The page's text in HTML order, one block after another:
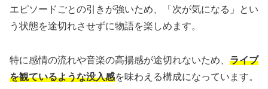
エピソードごとの引きが強いため、「次が気になる」とい
う状態を途切れさせずに物語を楽しめます。
特に感情の流れや音楽の高揚感が途切れないため、 ライブ
を観ているような没入感を味わえる構成になっています。